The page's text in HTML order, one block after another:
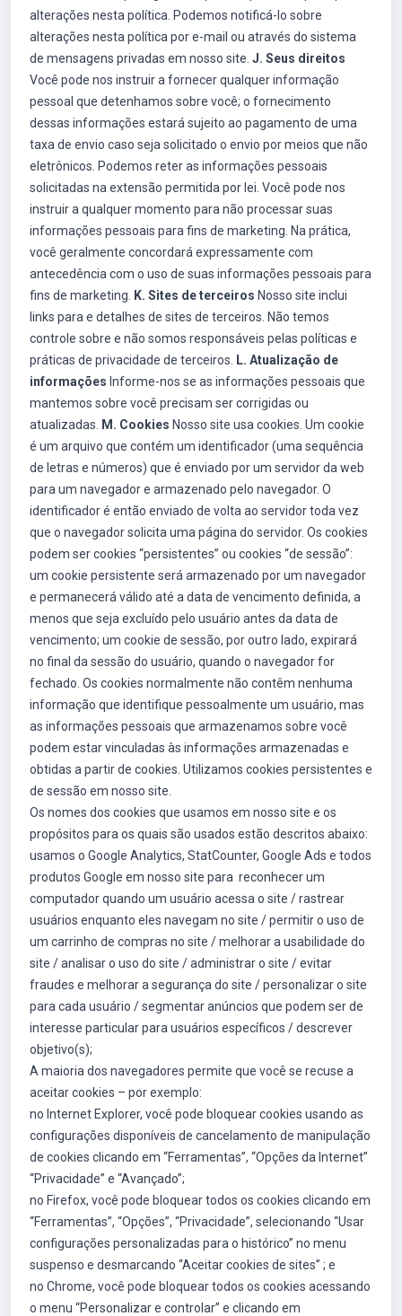
alterações nesta política. Podemos notificá-lo sobre
alterações nesta política por e-mail ou através do sistema
de mensagens privadas em nosso site. J. Seus direitos
Você pode nos instruir a fornecer qualquer informação
pessoal que detenhamos sobre você; o fornecimento
dessas informações estará sujeito ao pagamento de uma
taxa de envio caso seja solicitado o envio por meios que não
eletrônicos. Podemos reter as informações pessoais
solicitadas na extensão permitida por lei. Você pode nos
instruir a qualquer momento para não processar suas
informações pessoais para fins de marketing. Na prática,
você geralmente concordará expressamente com
antecedência com o uso de suas informações pessoais para
fins de marketing.
K. Sites de terceiros Nosso site inclui
links para e detalhes de sites de terceiros. Não temos
controle sobre e não somos responsáveis pelas políticas e
práticas de privacidade de terceiros.
L. Atualização de
informações Informe-nos se as informações pessoais que
mantemos sobre você precisam ser corrigidas ou
atualizadas.
M. Cookies Nosso site usa cookies. Um cookie
é um arquivo que contém um identificador (uma sequência
de letras e números) que é enviado por um servidor da web
para um navegador e armazenado pelo navegador. O
identificador é então enviado de volta ao servidor toda vez
que o navegador solicita uma página do servidor. Os cookies
podem ser cookies “persistentes” ou cookies “de sessão”:
um cookie persistente será armazenado por um navegador
e permanecerá válido até a data de vencimento definida, a
menos que seja excluído pelo usuário antes da data de
vencimento; um cookie de sessão, por outro lado, expirará
no final da sessão do usuário, quando o navegador for
fechado. Os cookies normalmente não contêm nenhuma
informação que identifique pessoalmente um usuário, mas
as informações pessoais que armazenamos sobre você
podem estar vinculadas às informações armazenadas e
obtidas a partir de cookies. Utilizamos cookies persistentes e
de sessão em nosso site.
Os nomes dos cookies que usamos em nosso site e os
propósitos para os quais são usados estão descritos abaixo:
usamos o Google Analytics, StatCounter, Google Ads e todos
produtos Google em nosso site para reconhecer um
computador quando um usuário acessa o site / rastrear
usuários enquanto eles navegam no site / permitir o uso de
um carrinho de compras no site / melhorar a usabilidade do
site / analisar o uso do site / administrar o site / evitar
fraudes e melhorar a segurança do site / personalizar o site
para cada usuário / segmentar anúncios que podem ser de
interesse particular para usuários específicos / descrever
objetivo(s);
A maioria dos navegadores permite que você se recuse a
aceitar cookies – por exemplo:
no Internet Explorer, você pode bloquear cookies usando as
configurações disponíveis de cancelamento de manipulação
de cookies clicando em “Ferramentas”, “Opções da Internet”
“Privacidade” e “Avançado”;
no Firefox, você pode bloquear todos os cookies clicando em
“Ferramentas”, “Opções”, “Privacidade”, selecionando “Usar
configurações personalizadas para o histórico” no menu
suspenso e desmarcando “Aceitar cookies de sites” ; e
no Chrome, você pode bloquear todos os cookies acessando
o menu “Personalizar e controlar” e clicando em